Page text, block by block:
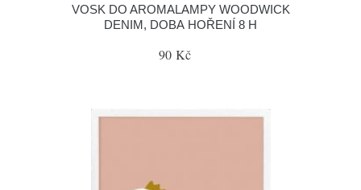
VOSK DO AROMALAMPY WOODWICK
DENIM, DOBA HOŘENÍ 8 H
90 Kč